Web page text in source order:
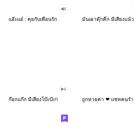
แอ๊ะแอ๋ : คุยกับเพื่อนรัก มันเผาดุ๊กดิ๊ก มีเสียงแน้ว
ก๊อกแก๊ก มีเสียงโบ๊ะบ๊ะ!!